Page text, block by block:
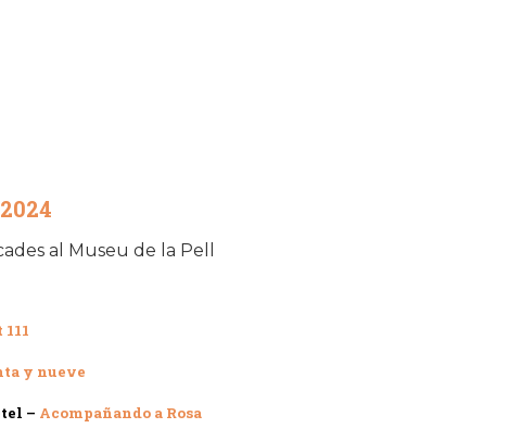
al Museu de la Pell
y nueve
– Acompañando a Rosa